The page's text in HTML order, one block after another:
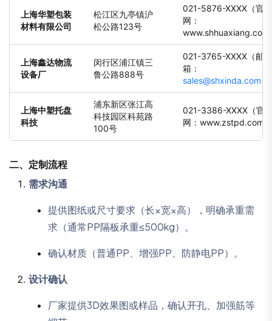
上海华塑包装
材料有限公司
松江区九亭镇沪
松公路123号
021-5876-XXXX（官
网：
www.shhuaxiang.com
上海鑫达物流
设备厂
闵行区浦江镇三
鲁公路888号
021-3765-XXXX（邮
箱：
sales@shxinda.com
上海中塑托盘
科技
浦东新区张江高
科技园区科苑路
100号
021-3386-XXXX（官
网：www.zstpd.com
二、 定制流程
需求沟通
提供图纸或尺寸要求（长×宽×高），明确承重需
求（通常PP隔板承重≤500kg）。
确认材质（普通PP、增强PP、防静电PP）。
设计确认
厂家提供3D效果图或样品，确认开孔、加强筋等